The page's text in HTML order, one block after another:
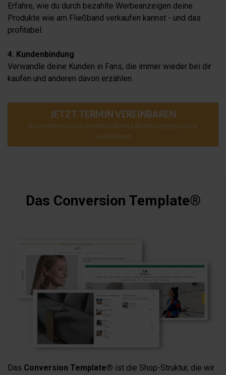
Erfahre, wie du durch bezahlte Werbeanzeigen deine
Produkte wie am Fließband verkaufen kannst - und das
profitabel.
4. Kundenbindung
Verwandle deine Kunden in Fans, die immer wieder bei dir
kaufen und anderen davon erzählen.
JETZT TERMIN VEREINBAREN
Kostenloses und unverbindliches Beratungsgespräch
vereinbaren
Das Conversion Template®
Das Conversion Template® ist die Shop-Struktur, die wir